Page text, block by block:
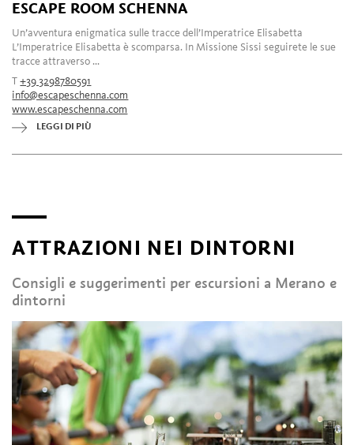
ESCAPE ROOM SCHENNA
Un’avventura enigmatica sulle tracce dell’Imperatrice Elisabetta
L’Imperatrice Elisabetta è scomparsa. In Missione Sissi seguirete le sue
tracce attraverso ...
T+39 3298780591
info@escapeschenna.com
www.escapeschenna.com
LEGGI DI PIÙ
ATTRAZIONI NEI DINTORNI
Consigli e suggerimenti per escursioni a Merano e
dintorni